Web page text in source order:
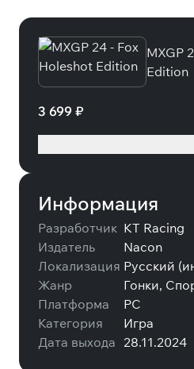
MXGP
Edition
3 699 ₽
Информация
Разработчик KT Racing
Издатель
Nacon
Локализация Русский
Жанр
Гонки,
Платформа
PC
Категория
Игра
Дата выхода 28.11.2024